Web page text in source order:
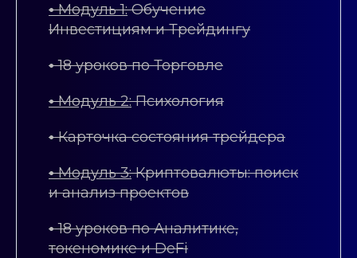
•Модуль 1:Обучение
Инвестициям и Трейдингу
•18 уроков по Торговле
•Модуль 2:Психология
•Карточка состояния трейдера
•Модуль 3:Криптовалюты: поиск
и анализ проектов
•18 уроков по Аналитике,
токеномике и DeFi